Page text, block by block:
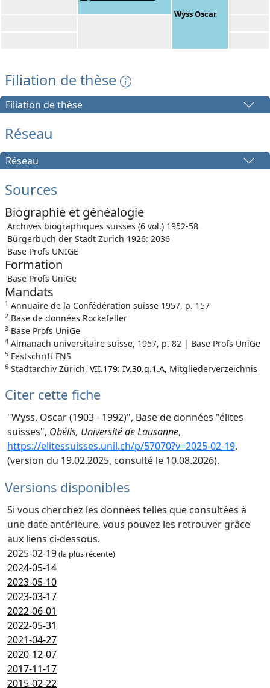
Wyss Oscar
Filiation de thèse
Filiation de thèse
Réseau
Réseau
Sources
Biographie et généalogie
Archives biographiques suisses (6 vol.) 1952-58
Bürgerbuch der Stadt Zurich 1926: 2036
Base Profs UNIGE
Formation
Base Profs UniGe
Mandats
1 Annuaire de la Confédération suisse 1957, p. 157
2 Base de données Rockefeller
3 Base Profs UniGe
4 Almanach universitaire suisse, 1957, p. 82 | Base Profs UniGe
5 Festschrift FNS
6 Stadtarchiv Zürich, VII.179: IV.30.q.1.A, Mitgliederverzeichnis
Citer cette fiche
"Wyss, Oscar (1903 - 1992)", Base de données "élites
suisses", Obélis, Université de Lausanne,
https://elitessuisses.unil.ch/p/57070?v=2025-02-19.
(version du 19.02.2025, consulté le 10.08.2026).
Versions disponibles
Si vous cherchez les données telles que consultées à
une date antérieure, vous pouvez les retrouver grâce
aux liens ci-dessous.
2025-02-19(la plus récente)
2024-05-14
2023-05-10
2023-03-17
2022-06-01
2022-05-31
2021-04-27
2020-12-07
2017-11-17
2015-02-22